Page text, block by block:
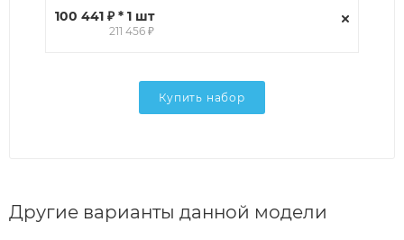
100 441 ₽ * 1 шт
211 456 ₽
Купить набор
Другие варианты данной модели